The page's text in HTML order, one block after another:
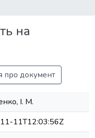
на
про документ
І. М.
11T12:03:56Z